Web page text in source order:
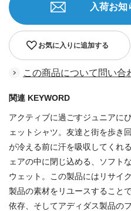
お気に入りに追加する
入荷お知
この商品について問い合
関連 KEYWORD
アクティブに過ごすジュニアに
ェットシャツ。友達と街を歩き
が冷える前に汗を吸収してくれ
ェアの中に閉じ込める、ソフト
ウェット。この製品にはリサイ
製品の素材をリユースすること
依存、そしてアディダス製品の